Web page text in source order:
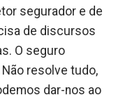
segurador e de
de discursos
O seguro
resolve tudo,
dar-nos ao